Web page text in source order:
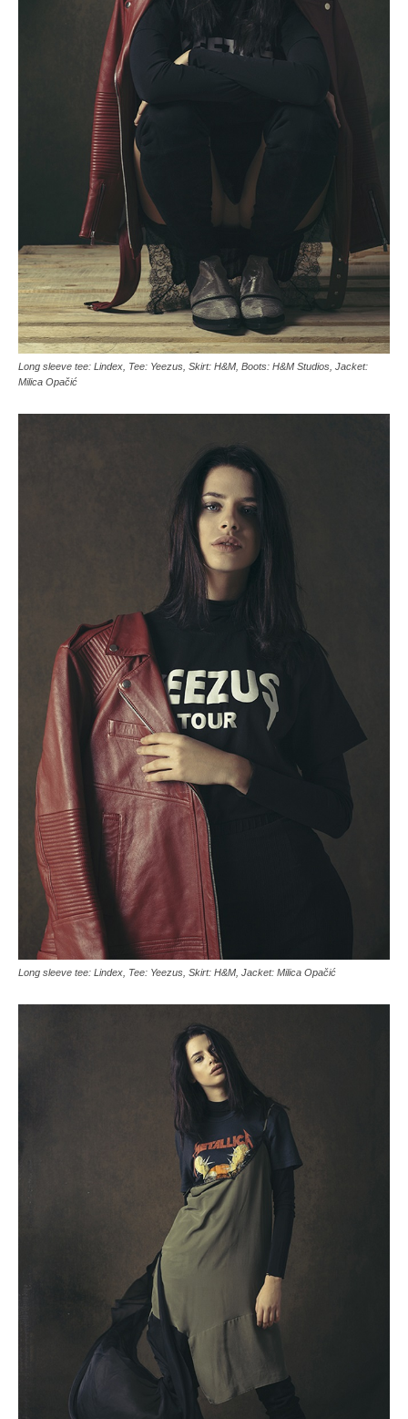
Long sleeve tee: Lindex, Tee: Yeezus, Skirt: H&M, Boots: H&M Studios, Jacket:
Milica Opačić
Long sleeve tee: Lindex, Tee: Yeezus, Skirt: H&M, Jacket: Milica Opačić